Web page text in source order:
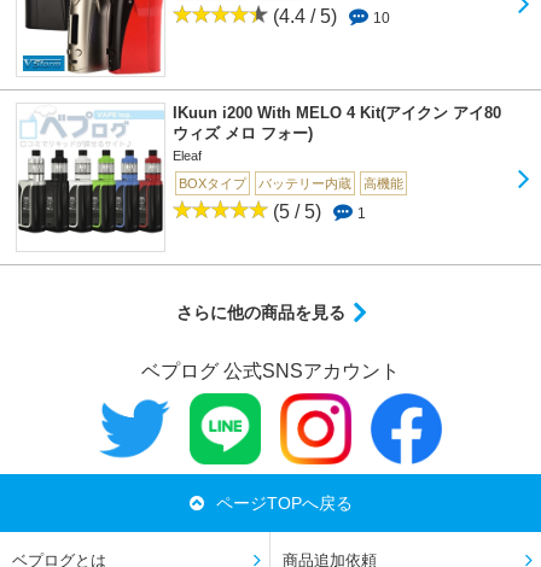
(4.4 / 5) 10
IKuun i200 With MELO 4 Kit(アイクン アイ80
ウィズ メロ フォー)
Eleaf
BOXタイプ
バッテリー内蔵 高機能
(5 / 5) 1
さらに他の商品を見る
ベプログ 公式SNSアカウント
ページTOPへ戻る
ベプログとは 商品追加依頼